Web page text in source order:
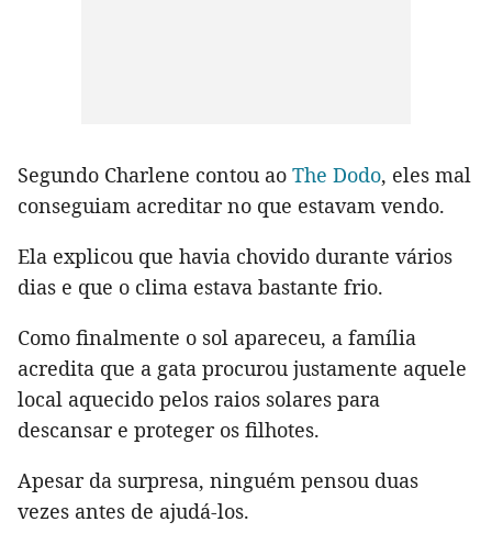
Segundo Charlene contou ao The Dodo, eles mal
conseguiam acreditar no que estavam vendo.
Ela explicou que havia chovido durante vários
dias e que o clima estava bastante frio.
Como finalmente o sol apareceu, a família
acredita que a gata procurou justamente aquele
local aquecido pelos raios solares para
descansar e proteger os filhotes.
Apesar da surpresa, ninguém pensou duas
vezes antes de ajudá-los.